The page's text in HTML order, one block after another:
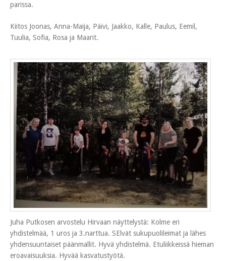
parissa.
Kiitos Joonas, Anna-Maija, Päivi, Jaakko, Kalle, Paulus, Eemil,
Tuulia, Sofia, Rosa ja Maarit.
Juha Putkosen arvostelu Hirvaan näyttelystä: Kolme eri
yhdistelmää, 1 uros ja 3.narttua. SElvät sukupuolileimat ja lähes
yhdensuuntaiset päänmallit. Hyvä yhdistelmä. Etuliikkeissä hieman
eroavaisuuksia. Hyvää kasvatustyötä.